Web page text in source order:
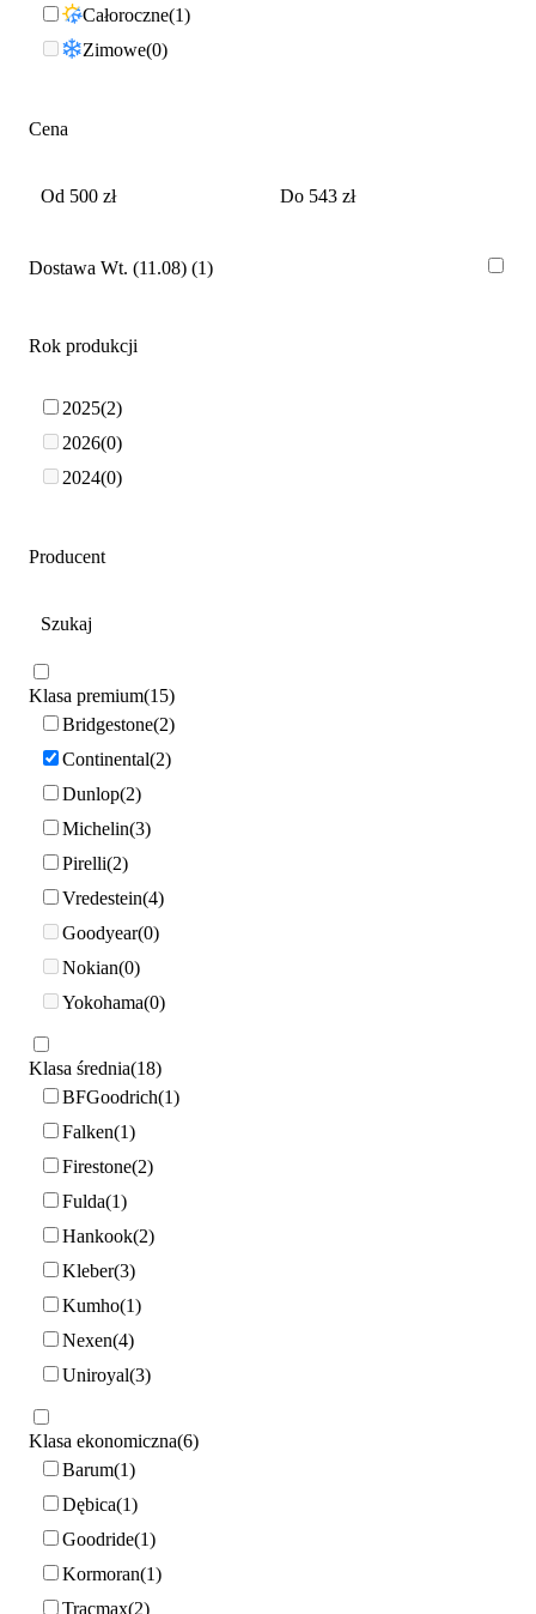
Całoroczne 1
Zimowe 0
Cena
Dostawa Wt. (11.08) 1
Rok produkcji
2025 2
2026 0
2024 0
Producent
Klasa premium 15
Bridgestone 2
Continental 2
Dunlop 2
Michelin 3
Pirelli 2
Vredestein 4
Goodyear 0
Nokian 0
Yokohama 0
Klasa średnia 18
BFGoodrich 1
Falken 1
Firestone 2
Fulda 1
Hankook 2
Kleber 3
Kumho 1
Nexen 4
Uniroyal 3
Klasa ekonomiczna 6
Barum 1
Dębica 1
Goodride 1
Kormoran 1
Tracmax 2